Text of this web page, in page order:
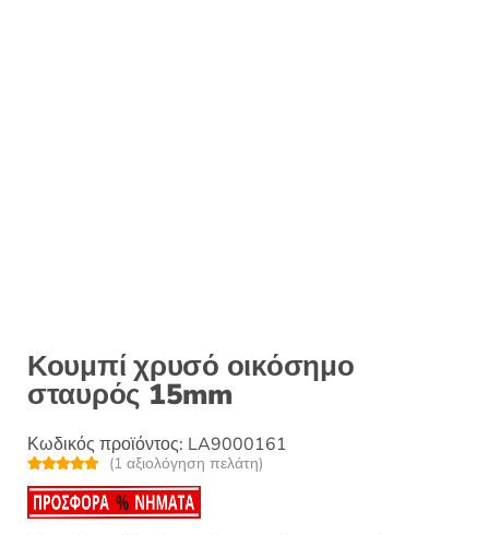
Κουμπί χρυσό οικόσημο
σταυρός 15mm
Κωδικός προϊόντος: LA9000161
Βαθμολογή
θηκε με5.00
από 5 με
βάση
1
(1 αξιολόγηση πελάτη)